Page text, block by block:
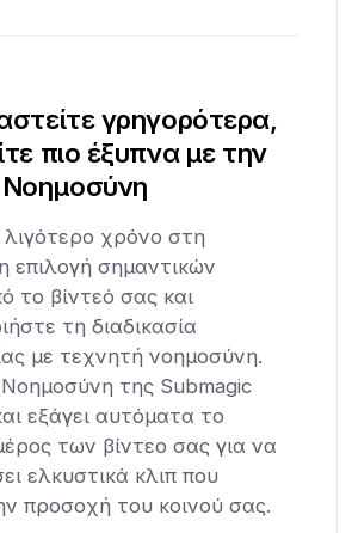
γρηγορότερα,
πιο έξυπνα με την
χρόνο στη
επιλογή σημαντικών
το βίντεό σας και
τη διαδικασία
με τεχνητή νοημοσύνη.
της Submagic
εξάγει αυτόματα το
των βίντεο σας για να
ελκυστικά κλιπ που
προσοχή του κοινού σας.